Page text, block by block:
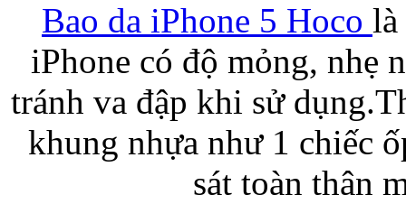
Bao da Samsung
Bao da iPhone 5 Hoco là
iPhone có độ mỏng, nhẹ
tránh va đập khi sử
khung nhựa như 1 chiếc
sát toàn thân